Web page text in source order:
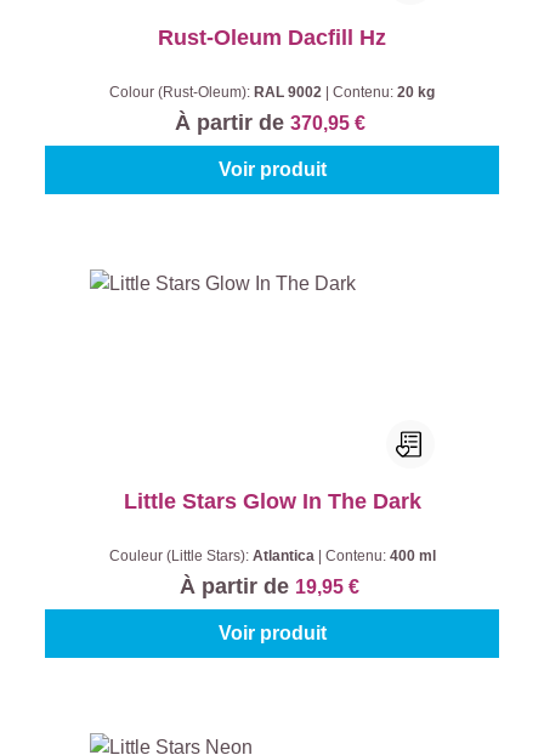
Rust-Oleum Dacfill Hz
Colour (Rust-Oleum): RAL 9002 Contenu: 20 kg
À partir de 370,95 €
Voir produit
Little Stars Glow In The Dark
Couleur (Little Stars): Atlantica Contenu: 400 ml
À partir de 19,95 €
Voir produit